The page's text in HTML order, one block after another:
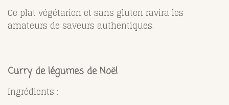
Ce plat végétarien et sans gluten ravira les
amateurs de saveurs authentiques.
Curry de légumes de Noël
Ingrédients :